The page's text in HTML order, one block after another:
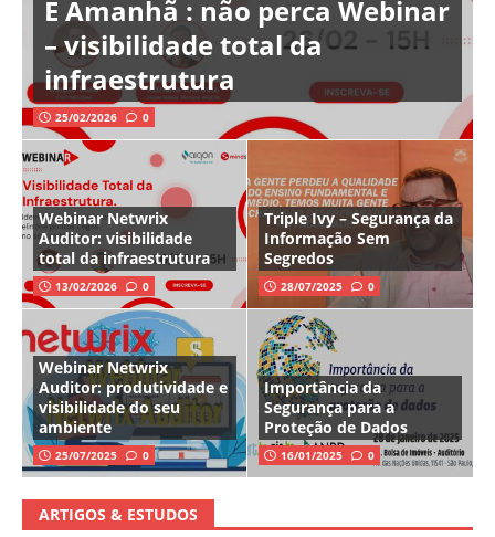
É Amanhã : não perca Webinar
– visibilidade total da
infraestrutura
25/02/2026 0
Webinar Netwrix
Auditor: visibilidade
total da infraestrutura
13/02/2026 0
Triple Ivy – Segurança da
Informação Sem
Segredos
28/07/2025 0
Webinar Netwrix
Auditor: produtividade e
visibilidade do seu
ambiente
25/07/2025 0
Importância da
Segurança para a
Proteção de Dados
16/01/2025 0
ARTIGOS & ESTUDOS